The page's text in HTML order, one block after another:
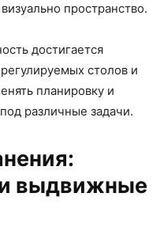
пространство.
достигается
столов и
планировку и
различные задачи.
выдвижные